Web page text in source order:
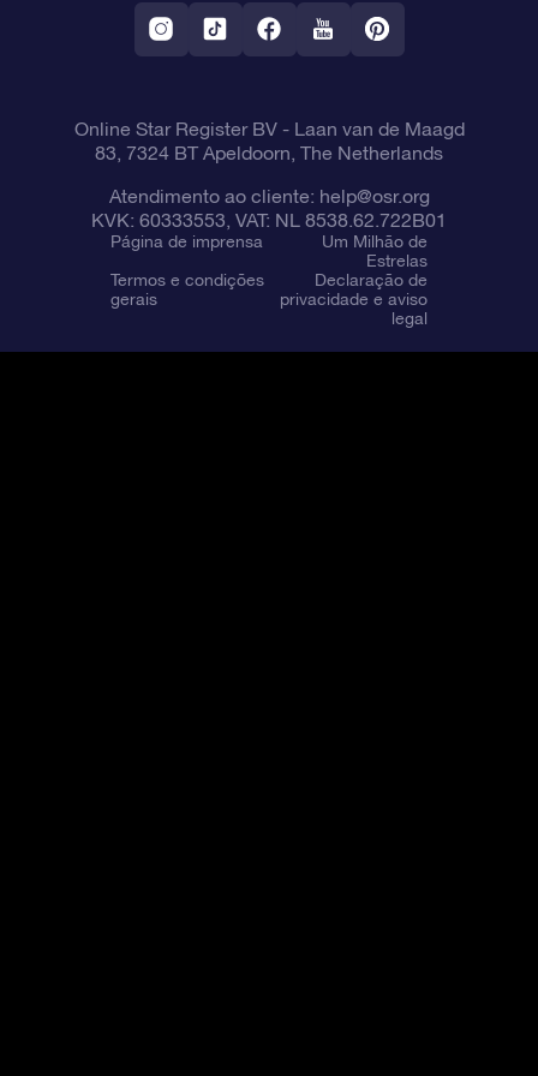
Constelações
Online Star Register BV- Laan van de Maagd
83, 7324 BT Apeldoorn, The Netherlands
Atendimento ao cliente: help@osr.org
KVK: 60333553, VAT: NL 8538.62.722B01
Página de imprensa
Um Milhão de
Estrelas
Termos e condições
gerais
Declaração de
privacidade e aviso
legal